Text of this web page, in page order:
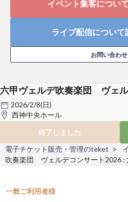
イベント集客につい
ライブ配信について
お問い合わせ
六甲ヴェルデ吹奏楽団 ヴェ
2026/2/8(日)
西神中央ホール
終了しました
電子チケット販売・管理のteket
吹奏楽団 ヴェルデコンサート2026 :
一般ご利用者様